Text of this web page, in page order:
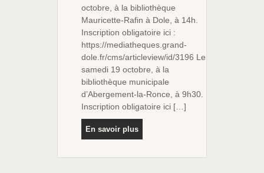
octobre, à la bibliothèque
Mauricette-Rafin à Dole, à 14h.
Inscription obligatoire ici :
https://mediatheques.grand-
dole.fr/cms/articleview/id/3196 Le
samedi 19 octobre, à la
bibliothèque municipale
d’Abergement-la-Ronce, à 9h30.
Inscription obligatoire ici […]
En savoir plus